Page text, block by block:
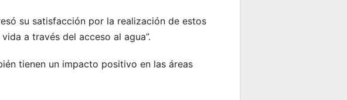
su satisfacción por la realización de estos
a través del acceso al agua”.
tienen un impacto positivo en las áreas